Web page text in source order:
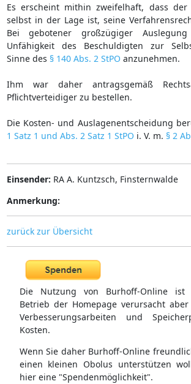
Es erscheint mithin zweifelhaft, dass
selbst in der Lage ist, seine
Bei gebotener großzügiger
Unfähigkeit des Beschuldigten zur
Sinne des § 140 Abs. 2 StPO anzunehmen.
Ihm war daher antragsgemäß
Pflichtverteidiger zu bestellen.
Die Kosten- und Auslagenentscheidung
1 Satz 1 und Abs. 2 Satz 1 StPO i. V. m. § 2
Einsender: RA A. Kuntzsch, Finsternwalde
Anmerkung:
zurück zur Übersicht
Die Nutzung von Burhoff-Online ist
Betrieb der Homepage verursacht
Verbesserungsarbeiten und
Kosten.
Wenn Sie daher Burhoff-Online
einen kleinen Obolus unterstützen
hier eine "Spendenmöglichkeit".